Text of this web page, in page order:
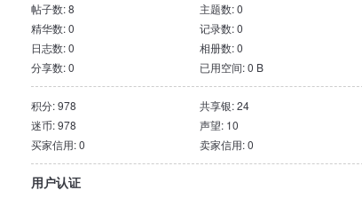
帖子数: 8
主题数: 0
精华数: 0
记录数: 0
日志数: 0
相册数: 0
分享数: 0
已用空间: 0 B
积分: 978
共享银: 24
迷币: 978
声望: 10
买家信用: 0
卖家信用: 0
用户认证